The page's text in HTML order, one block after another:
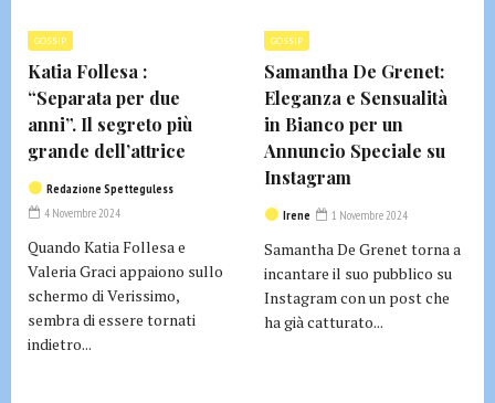
GOSSIP
Katia Follesa :
“Separata per due
anni”. Il segreto più
grande dell’attrice
Redazione Spetteguless
4 Novembre 2024
Quando Katia Follesa e
Valeria Graci appaiono sullo
schermo di Verissimo,
sembra di essere tornati
indietro...
GOSSIP
Samantha De Grenet:
Eleganza e Sensualità
in Bianco per un
Annuncio Speciale su
Instagram
Irene 1 Novembre 2024
Samantha De Grenet torna a
incantare il suo pubblico su
Instagram con un post che
ha già catturato...